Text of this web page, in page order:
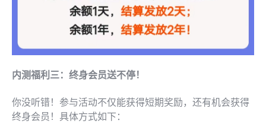
内测福利三：终身会员送不停！
你没听错！参与活动不仅能获得短期奖励，还有机会获得
终身会员！具体方式如下：